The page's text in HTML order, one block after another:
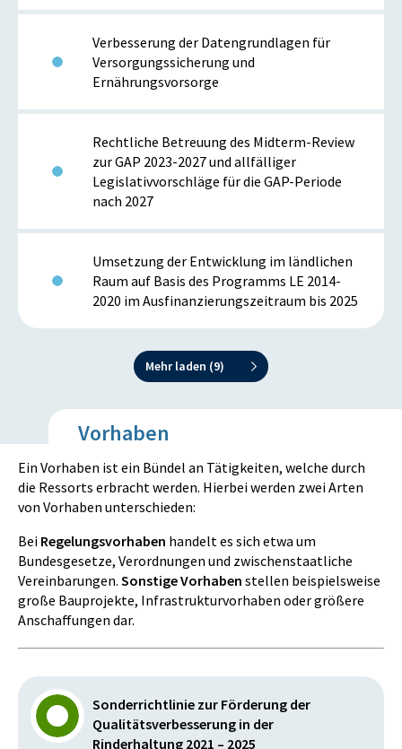
Verbesserung der Datengrundlagen für
Versorgungssicherung und
Ernährungsvorsorge
Rechtliche Betreuung des Midterm-Review
zur GAP 2023-2027 und allfälliger
Legislativvorschläge für die GAP-Periode
nach 2027
Umsetzung der Entwicklung im ländlichen
Raum auf Basis des Programms LE 2014-
2020 im Ausfinanzierungszeitraum bis 2025
Mehr laden (9)
Vorhaben
Ein Vorhaben ist ein Bündel an Tätigkeiten, welche durch
die Ressorts erbracht werden. Hierbei werden zwei Arten
von Vorhaben unterschieden:
Bei Regelungsvorhaben handelt es sich etwa um
Bundesgesetze, Verordnungen und zwischenstaatliche
Vereinbarungen. Sonstige Vorhaben stellen beispielsweise
große Bauprojekte, Infrastrukturvorhaben oder größere
Anschaffungen dar.
Sonderrichtlinie zur Förderung der
Qualitätsverbesserung in der
Rinderhaltung 2021 – 2025